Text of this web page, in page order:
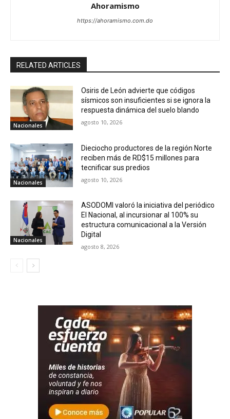
Ahoramismo
https://ahoramismo.com.do
RELATED ARTICLES
Nacionales
Osiris de León advierte que códigos
sísmicos son insuficientes si se ignora la
respuesta dinámica del suelo blando
agosto 10, 2026
Nacionales
Dieciocho productores de la región Norte
reciben más de RD$15 millones para
tecnificar sus predios
agosto 10, 2026
Nacionales
ASODOMI valoró la iniciativa del periódico
El Nacional, al incursionar al 100% su
estructura comunicacional a la Versión
Digital
agosto 8, 2026